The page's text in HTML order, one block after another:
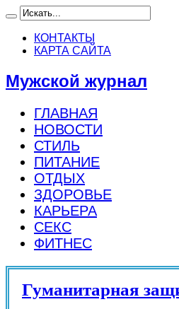
КОНТАКТЫ
КАРТА САЙТА
Мужской журнал
ГЛАВНАЯ
НОВОСТИ
СТИЛЬ
ПИТАНИЕ
ОТДЫХ
ЗДОРОВЬЕ
КАРЬЕРА
СЕКС
ФИТНЕС
Гуманитарная